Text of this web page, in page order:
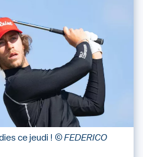
ce jeudi ! © FEDERICO